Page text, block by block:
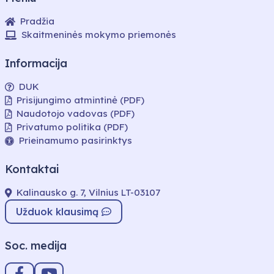
Pradžia
Skaitmeninės mokymo priemonės
Informacija
DUK
Prisijungimo atmintinė (PDF)
Naudotojo vadovas (PDF)
Privatumo politika (PDF)
Prieinamumo pasirinktys
Kontaktai
Kalinausko g. 7, Vilnius LT-03107
Užduok klausimą
Soc. medija